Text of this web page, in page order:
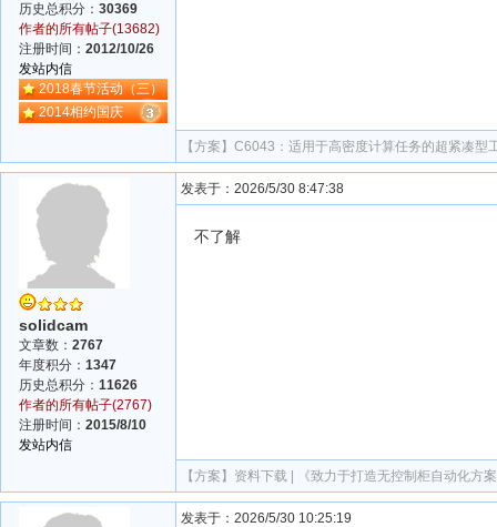
历史总积分： 30369
作者的所有帖子(13682)
注册时间： 2012/10/26
发站内信
2018春节活动（三）
2014相约国庆
【方案】 C6043：适用于高密度计算任务的超紧凑型
solidcam
文章数： 2767
年度积分： 1347
历史总积分： 11626
作者的所有帖子(2767)
注册时间： 2015/8/10
发站内信
发表于：2026/5/30 8:47:38
不了解
【方案】 资料下载 | 《致力于打造无控制柜自动化方
发表于：2026/5/30 10:25:19